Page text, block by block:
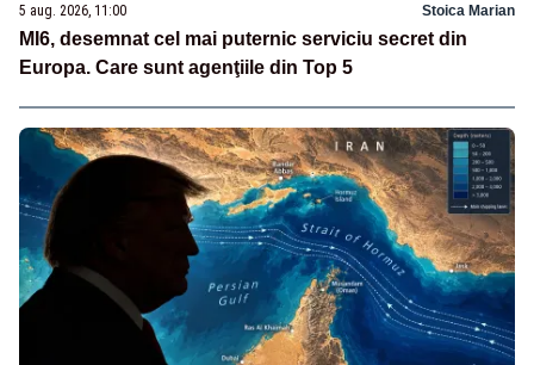
5 aug. 2026, 11:00 Stoica Marian
MI6, desemnat cel mai puternic serviciu secret din
Europa. Care sunt agenţiile din Top 5